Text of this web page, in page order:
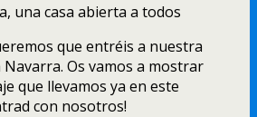
una casa abierta a todos
que entréis a nuestra
Navarra. Os vamos a mostrar
que llevamos ya en este
con nosotros!